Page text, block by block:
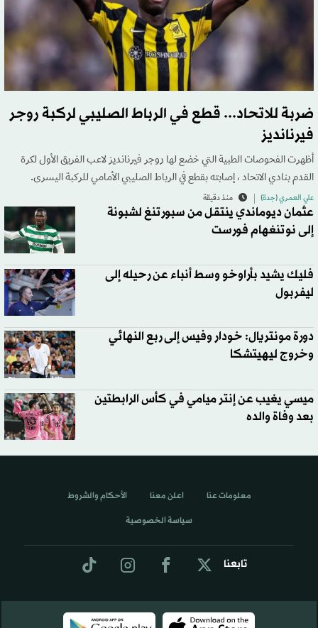
ضربة للاتحاد... قطع في الرباط الصليبي لركبة روجر
فيرنانديز
أظهرت الفحوصات الطبية التي خضع لها روجر فيرنانديز لاعب الفريق الأول لكرة
القدم بنادي الاتحاد ، إصابته بقطع في الرباط الصليبي الأمامي للركبة اليسرى.
علي العمري (جدة) منذ دقيقة
عثمان ديوماندي ينتقل من سبورتنغ لشبونة
إلى نوتنغهام فورست
فليك يشيد بأراوخو وسط أنباء عن رحيله إلى
ليفربول
دورة مونتريال: خودار وفيس إلى ربع النهائي
وخروج ليهيتشكا
ميسي يغيب عن إنتر ميامي في كأس الرابطتين
بعد وفاة والده
تابعنا
معلومات عنا اعلن معنا الأحكام والشروط
سياسة الخصوصية